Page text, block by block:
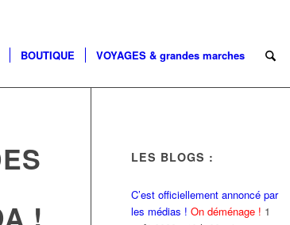
BOUTIQUE VOYAGES & grandes marches
!
LES BLOGS :
C’est officiellement annoncé par
les médias !On déménage ! 1